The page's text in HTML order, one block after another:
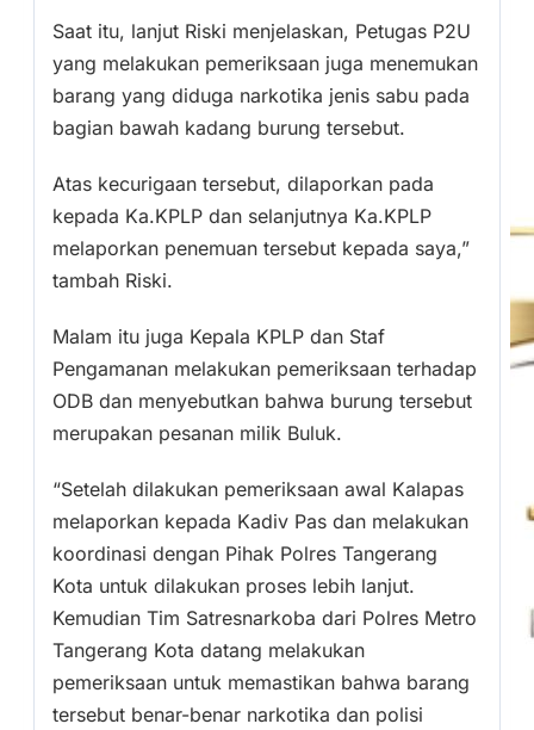
Saat itu, lanjut Riski menjelaskan, Petugas P2U
yang melakukan pemeriksaan juga menemukan
barang yang diduga narkotika jenis sabu pada
bagian bawah kadang burung tersebut.
Atas kecurigaan tersebut, dilaporkan pada
kepada Ka.KPLP dan selanjutnya Ka.KPLP
melaporkan penemuan tersebut kepada saya,”
tambah Riski.
Malam itu juga Kepala KPLP dan Staf
Pengamanan melakukan pemeriksaan terhadap
ODB dan menyebutkan bahwa burung tersebut
merupakan pesanan milik Buluk.
“Setelah dilakukan pemeriksaan awal Kalapas
melaporkan kepada Kadiv Pas dan melakukan
koordinasi dengan Pihak Polres Tangerang
Kota untuk dilakukan proses lebih lanjut.
Kemudian Tim Satresnarkoba dari Polres Metro
Tangerang Kota datang melakukan
pemeriksaan untuk memastikan bahwa barang
tersebut benar-benar narkotika dan polisi